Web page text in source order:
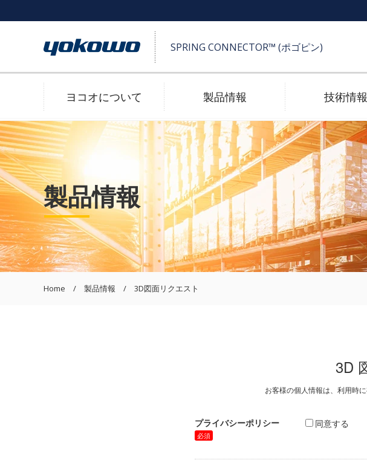
SPRING CONNECTOR™ (ポゴピン)
ヨコオについて 製品情報
SPRING CONNECTOR™ (ポゴピン)
2D/3D 図面ダウンロード
技術情報
高耐久
防水
製品情報
Home 製品情報 3D図面リクエスト